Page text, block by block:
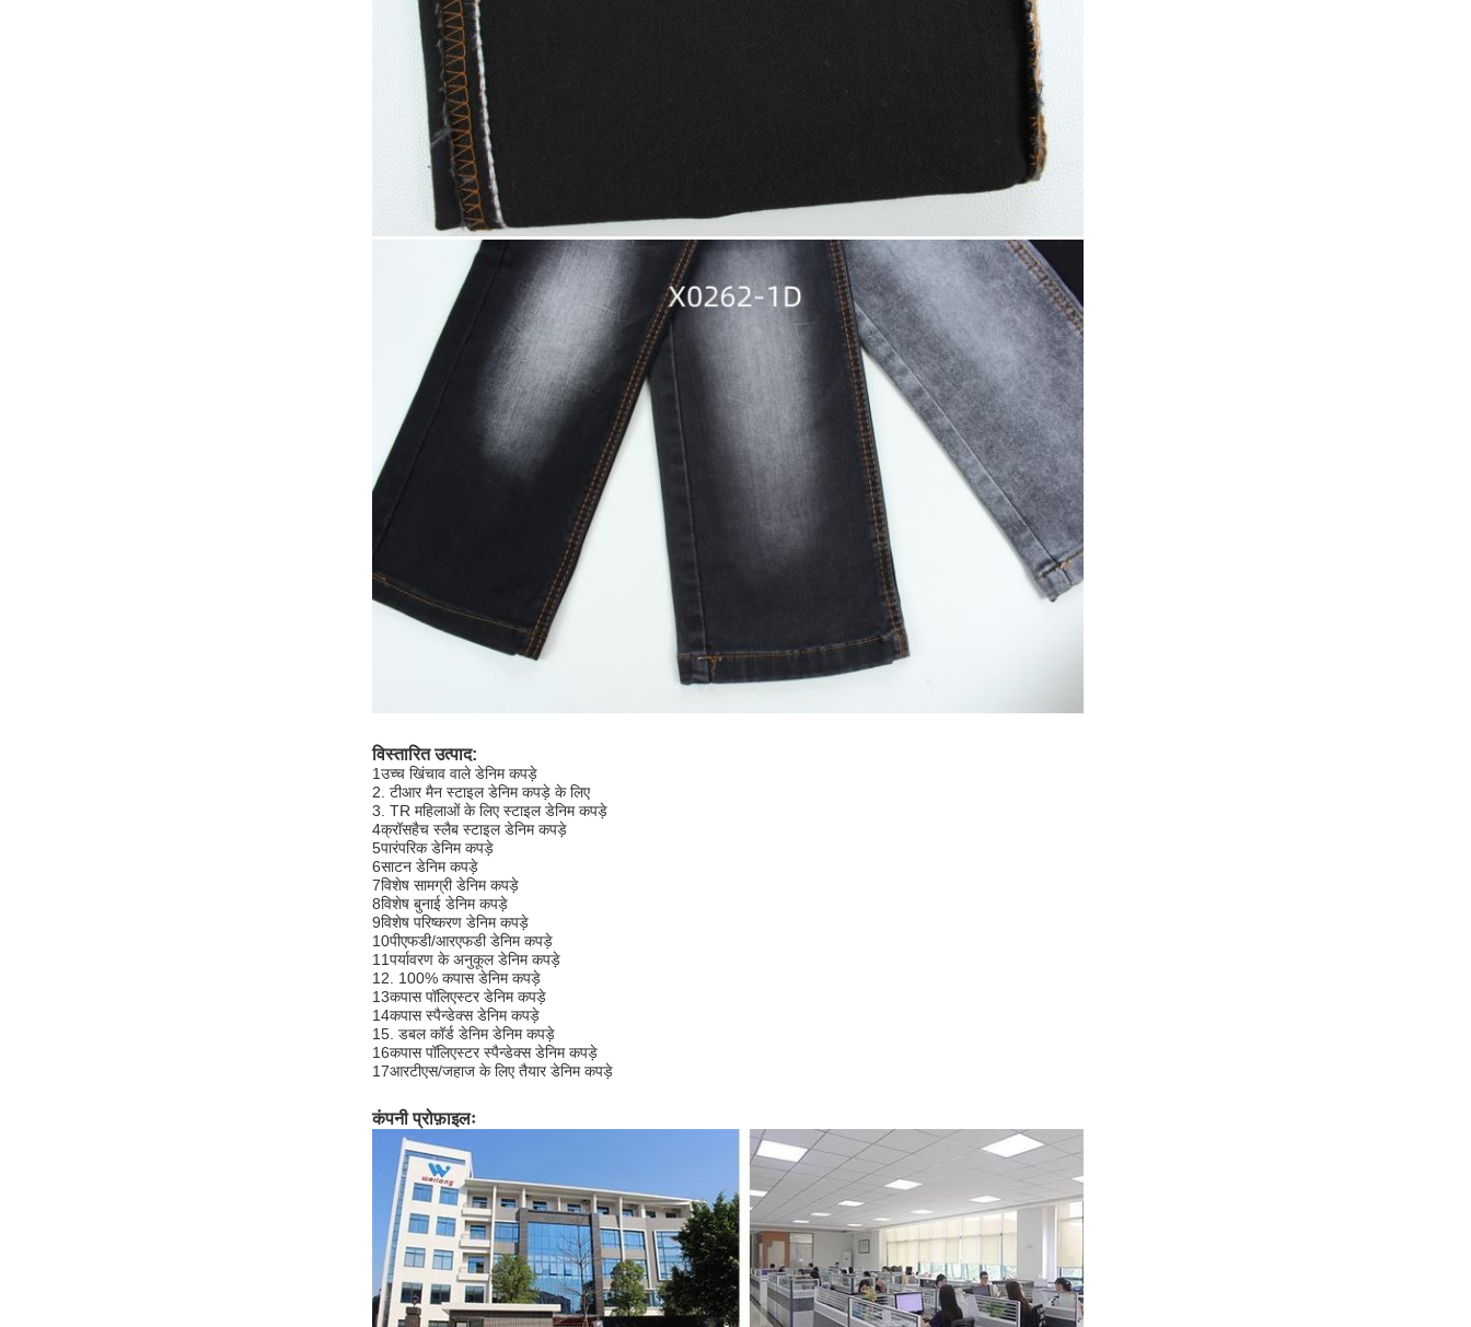
विस्तारित उत्पाद:
1उच्च खिंचाव वाले डेनिम कपड़े
2. टीआर मैन स्टाइल डेनिम कपड़े के लिए
3. TR महिलाओं के लिए स्टाइल डेनिम कपड़े
4क्रॉसहैच स्लैब स्टाइल डेनिम कपड़े
5पारंपरिक डेनिम कपड़े
6साटन डेनिम कपड़े
7विशेष सामग्री डेनिम कपड़े
8विशेष बुनाई डेनिम कपड़े
9विशेष परिष्करण डेनिम कपड़े
10पीएफडी/आरएफडी डेनिम कपड़े
11पर्यावरण के अनुकूल डेनिम कपड़े
12. 100% कपास डेनिम कपड़े
13कपास पॉलिएस्टर डेनिम कपड़े
14कपास स्पैन्डेक्स डेनिम कपड़े
15. डबल कॉर्ड डेनिम डेनिम कपड़े
16कपास पॉलिएस्टर स्पैन्डेक्स डेनिम कपड़े
17आरटीएस/जहाज के लिए तैयार डेनिम कपड़े
कंपनी प्रोफ़ाइलः